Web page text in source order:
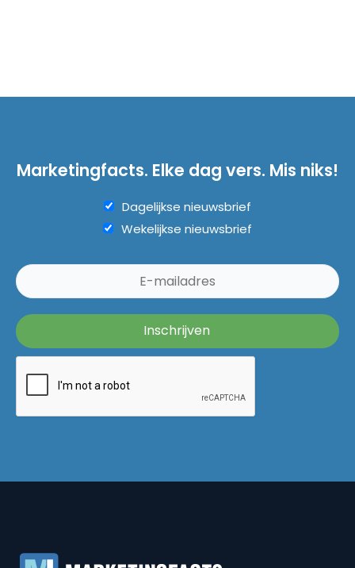
Marketingfacts. Elke dag vers. Mis niks!
Dagelijkse nieuwsbrief
Wekelijkse nieuwsbrief